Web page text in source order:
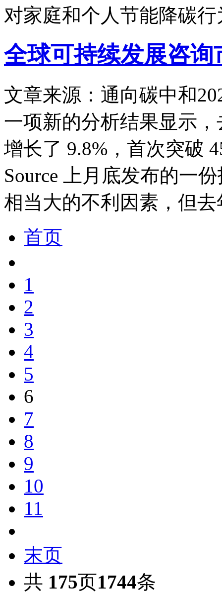
对家庭和个人节能降碳行
全球可持续发展咨询
文章来源：通向碳中和
一项新的分析结果显示
增长了 9.8%，首次突破
Source 上月底发布的一
相当大的不利因素，但去
首页
1
2
3
4
5
6
7
8
9
10
11
末页
共 175页1744条